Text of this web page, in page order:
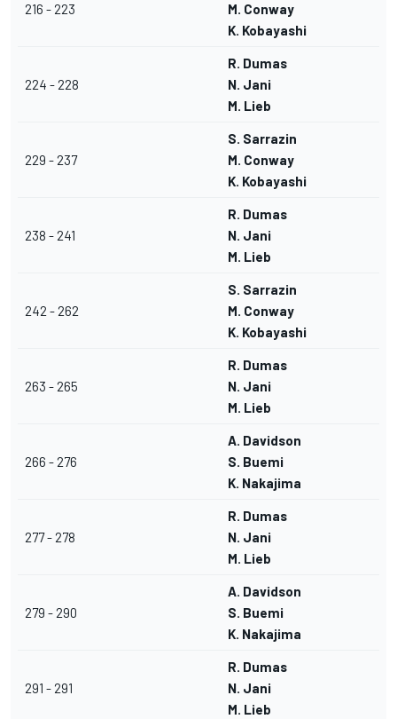
216 - 223
M. Conway
K. Kobayashi
224 - 228
R. Dumas
N. Jani
M. Lieb
229 - 237
S. Sarrazin
M. Conway
K. Kobayashi
238 - 241
R. Dumas
N. Jani
M. Lieb
242 - 262
S. Sarrazin
M. Conway
K. Kobayashi
263 - 265
R. Dumas
N. Jani
M. Lieb
266 - 276
A. Davidson
S. Buemi
K. Nakajima
277 - 278
R. Dumas
N. Jani
M. Lieb
279 - 290
A. Davidson
S. Buemi
K. Nakajima
291 - 291
R. Dumas
N. Jani
M. Lieb